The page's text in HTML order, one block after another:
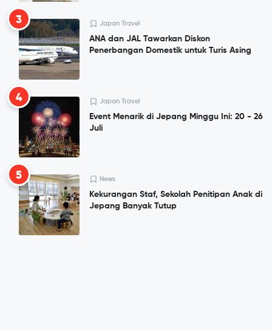
3 Japan Travel
ANA dan JAL Tawarkan Diskon
Penerbangan Domestik untuk Turis Asing
4 Japan Travel
Event Menarik di Jepang Minggu Ini: 20 - 26
Juli
5 News
Kekurangan Staf, Sekolah Penitipan Anak di
Jepang Banyak Tutup